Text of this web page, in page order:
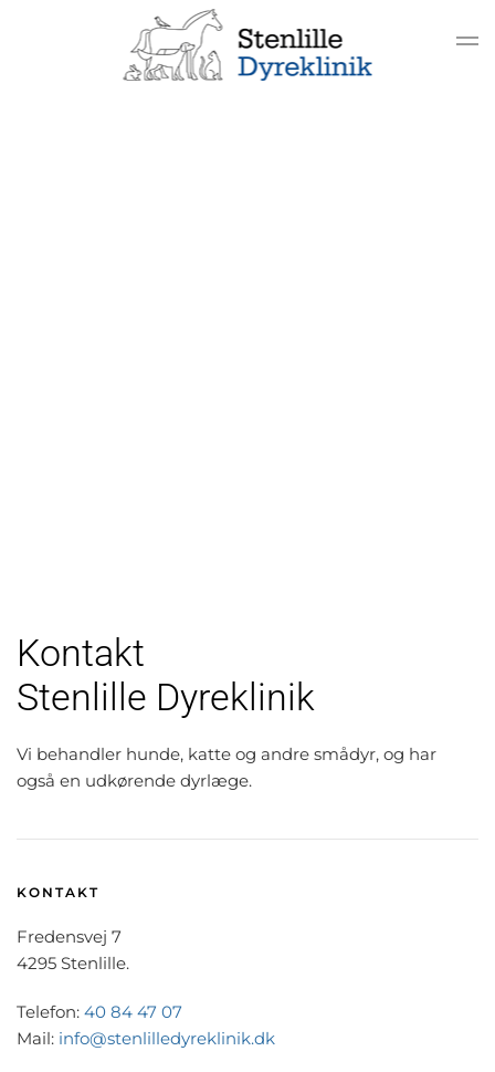
Gå til hovedindhold
Kontakt
Stenlille Dyreklinik
Vi behandler hunde, katte og andre smådyr, og har
også en udkørende dyrlæge.
KONTAKT
Fredensvej 7
4295 Stenlille.
Telefon: 40 84 47 07
Mail: info@stenlilledyreklinik.dk